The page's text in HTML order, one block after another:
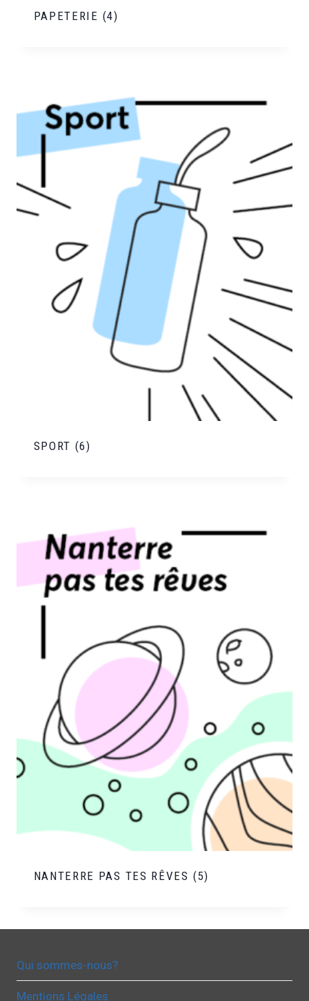
PAPETERIE (4)
SPORT (6)
NANTERRE PAS TES RÊVES (5)
Qui sommes-nous?
Mentions Légales